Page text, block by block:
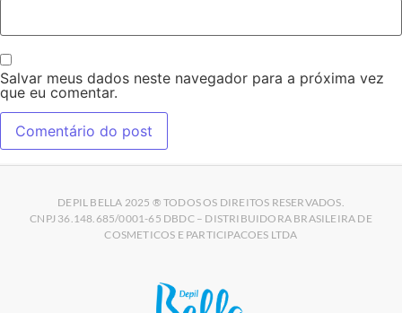
Salvar meus dados neste navegador para a próxima vez
que eu comentar.
DEPIL BELLA 2025 ® TODOS OS DIREITOS RESERVADOS.
CNPJ 36.148.685/0001-65 DBDC – DISTRIBUIDORA BRASILEIRA DE
COSMETICOS E PARTICIPACOES LTDA